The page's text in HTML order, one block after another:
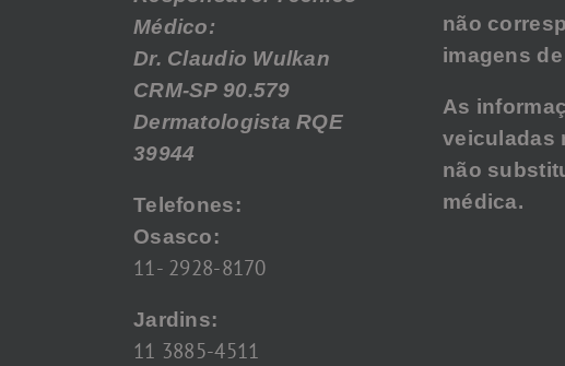
Médico:
Dr. Claudio Wulkan
CRM-SP 90.579
Dermatologista RQE
39944
Telefones:
Osasco:
11- 2928-8170
Jardins:
11 3885-4511
não
imagens
As
veiculadas
não
médica.